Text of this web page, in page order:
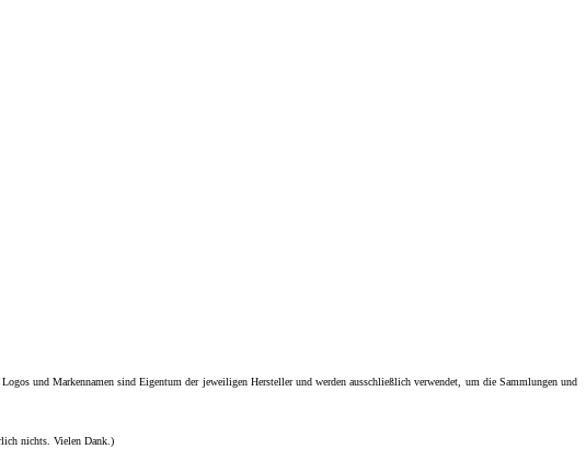
und Markennamen sind Eigentum der jeweiligen Hersteller und werden ausschließlich verwendet, um die Sammlungen und
nichts. Vielen Dank.)